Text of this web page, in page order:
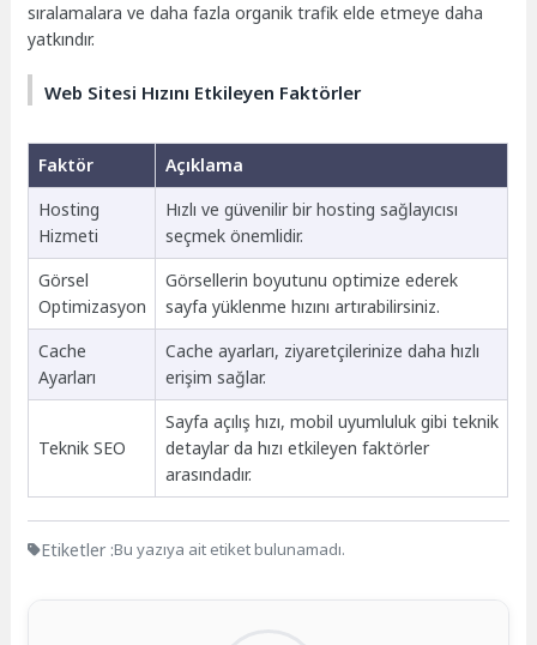
sıralamalara ve daha fazla organik trafik elde etmeye daha
yatkındır.
Web Sitesi Hızını Etkileyen Faktörler
Faktör
Açıklama
Hosting
Hizmeti
Hızlı ve güvenilir bir hosting sağlayıcısı
seçmek önemlidir.
Görsel
Optimizasyon
Görsellerin boyutunu optimize ederek
sayfa yüklenme hızını artırabilirsiniz.
Cache
Ayarları
Cache ayarları, ziyaretçilerinize daha hızlı
erişim sağlar.
Teknik SEO
Sayfa açılış hızı, mobil uyumluluk gibi teknik
detaylar da hızı etkileyen faktörler
arasındadır.
Etiketler :Bu yazıya ait etiket bulunamadı.